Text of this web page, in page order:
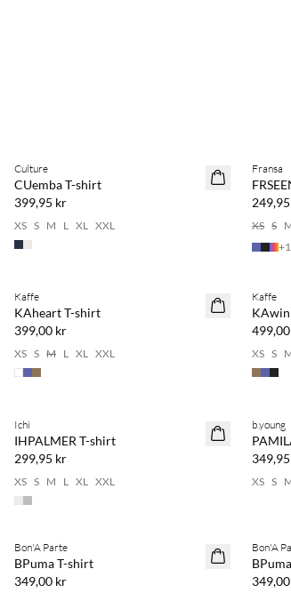
NYHET
Culture
CUemba T-shirt
399,95 kr
XS S M L XL XXL
NYHET
Fransa
XS S
+
NYHET
Kaffe
KAheart T-shirt
399,00 kr
XS S M L XL XXL
NYHET
Kaffe
XS S
NYHET
Ichi
IHPALMER T-shirt
299,95 kr
XS S M L XL XXL
NYHET
b.young
XS S
NYHET
Bon'A Parte
BPuma T-shirt
349,00 kr
Bon'A